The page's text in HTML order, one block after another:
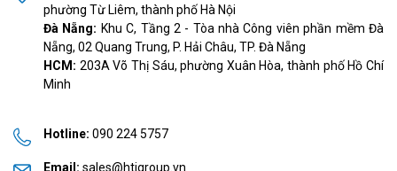
phường Từ Liêm, thành phố Hà Nội
Đà Nẵng: Khu C, Tầng 2 - Tòa nhà Công viên phần mềm Đà
Nẵng, 02 Quang Trung, P. Hải Châu, TP. Đà Nẵng
HCM: 203A Võ Thị Sáu, phường Xuân Hòa, thành phố Hồ Chí
Minh
Hotline: 090 224 5757
Email: sales@htigroup.vn